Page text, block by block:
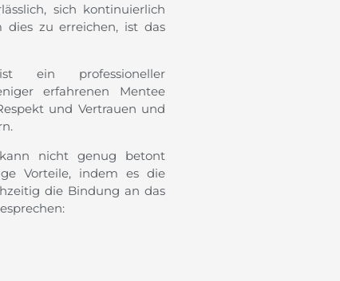
sich kontinuierlich
dies zu erreichen, ist das
ein professioneller
erfahrenen Mentee
und Vertrauen und
nicht genug betont
Vorteile, indem es die
die Bindung an das